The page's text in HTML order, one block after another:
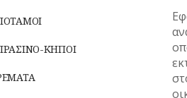
ΚΗΠΟΙ